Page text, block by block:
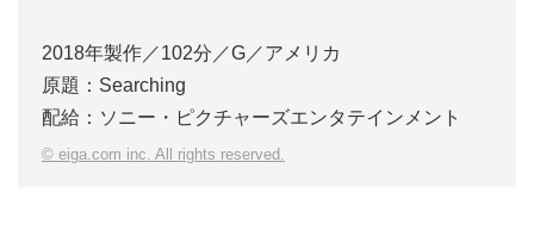
2018年製作／102分／G／アメリカ
原題：Searching
配給：ソニー・ピクチャーズエンタテインメント
© eiga.com inc. All rights reserved.